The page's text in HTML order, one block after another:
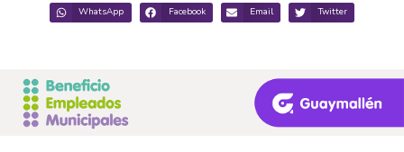
WhatsApp Facebook Email Twitter